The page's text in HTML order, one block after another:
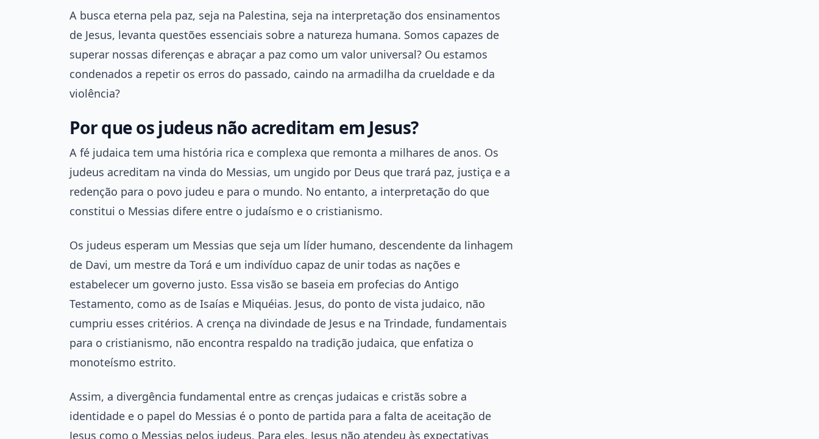
A busca eterna pela paz, seja na Palestina, seja na interpretação dos ensinamentos
de Jesus, levanta questões essenciais sobre a natureza humana. Somos capazes de
superar nossas diferenças e abraçar a paz como um valor universal? Ou estamos
condenados a repetir os erros do passado, caindo na armadilha da crueldade e da
violência?
Por que os judeus não acreditam em Jesus?
A fé judaica tem uma história rica e complexa que remonta a milhares de anos. Os
judeus acreditam na vinda do Messias, um ungido por Deus que trará paz, justiça e a
redenção para o povo judeu e para o mundo. No entanto, a interpretação do que
constitui o Messias difere entre o judaísmo e o cristianismo.
Os judeus esperam um Messias que seja um líder humano, descendente da linhagem
de Davi, um mestre da Torá e um indivíduo capaz de unir todas as nações e
estabelecer um governo justo. Essa visão se baseia em profecias do Antigo
Testamento, como as de Isaías e Miquéias. Jesus, do ponto de vista judaico, não
cumpriu esses critérios. A crença na divindade de Jesus e na Trindade, fundamentais
para o cristianismo, não encontra respaldo na tradição judaica, que enfatiza o
monoteísmo estrito.
Assim, a divergência fundamental entre as crenças judaicas e cristãs sobre a
identidade e o papel do Messias é o ponto de partida para a falta de aceitação de
Jesus como o Messias pelos judeus. Para eles, Jesus não atendeu às expectativas